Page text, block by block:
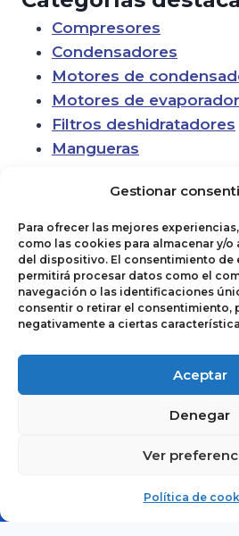
Gestionar
Para ofrecer las mejores
como las cookies para almacenar y/
del dispositivo. El consentimiento de
permitirá procesar datos como el
navegación o las identificaciones
consentir o retirar el consentimiento,
negativamente a ciertas
Aceptar
Denegar
Ver
Política de
Compresores
Condensadores
Motores de
Motores de evaporador
Filtros deshidratadores
Mangueras
Autoclimas del
Cotizar